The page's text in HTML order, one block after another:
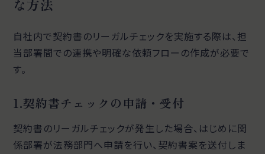
な方法
自社内で契約書のリーガルチェックを実施する際は、担
当部署間での連携や明確な依頼フローの作成が必要で
す。
1.契約書チェックの申請・受付
契約書のリーガルチェックが発生した場合、はじめに関
係部署が法務部門へ申請を行い、契約書案を送付しま